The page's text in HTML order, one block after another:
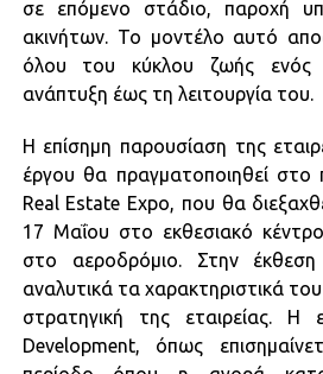
σε επόμενο στάδιο, παροχή
ακινήτων. Το μοντέλο αυτό
όλου του κύκλου ζωής ενός
ανάπτυξη έως τη λειτουργία του.
Η επίσημη παρουσίαση της
έργου θα πραγματοποιηθεί στο
Real Estate Expo, που θα
17 Μαΐου στο εκθεσιακό
στο αεροδρόμιο. Στην
αναλυτικά τα χαρακτηριστικά
στρατηγική της εταιρείας. Η
Development, όπως